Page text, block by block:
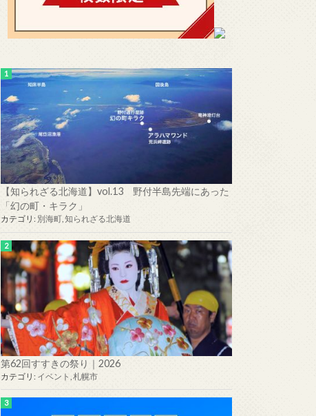
【知られざる北海道】vol.13 野付半島先端にあった
「幻の町・キラク」
カテゴリ: 別海町 知られざる北海道
第62回すすきの祭り｜2026
カテゴリ: イベント 札幌市